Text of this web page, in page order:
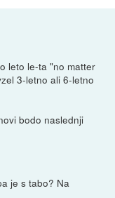
leto le-ta "no matter
3-letno ali 6-letno
bodo naslednji
je s tabo? Na